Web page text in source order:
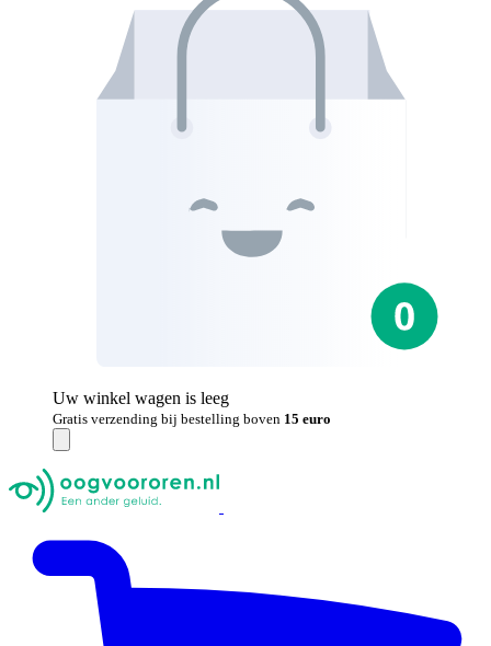
Uw winkel wagen is leeg
Gratis verzending bij bestelling boven 15 euro